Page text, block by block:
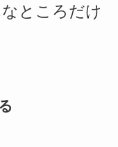
ところだけ